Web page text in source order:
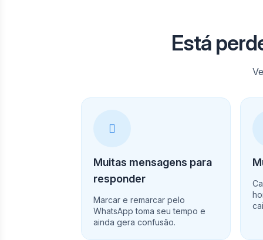
Está
Muitas mensagens para
responder
Marcar e remarcar pelo
WhatsApp toma seu tempo e
ainda gera confusão.